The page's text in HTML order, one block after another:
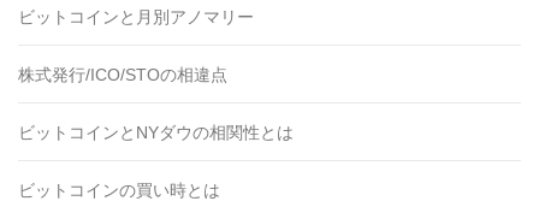
ビットコインと月別アノマリー
株式発行/ICO/STOの相違点
ビットコインとNYダウの相関性とは
ビットコインの買い時とは